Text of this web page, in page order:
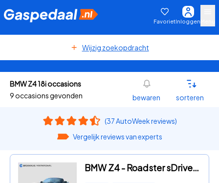
FavorietInloggen
Wijzig zoekopdracht
BMW Z4 18i occasions
9 occasions gevonden
bewaren sorteren
(37 AutoWeek reviews)
Vergelijk reviews van experts
BMW Z4 - Roadster sDrive18i Executive | Org. NL | Leder | Stoelverwar